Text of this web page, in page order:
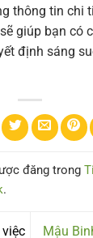
thông tin chi
giúp bạn có
định sáng
đăng trong
.
Mậu